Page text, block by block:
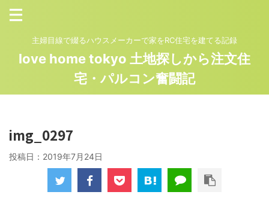
主婦目線で綴るハウスメーカーで家をRC住宅を建てる記録
love home tokyo 土地探しから注文住
宅・パルコン奮闘記
img_0297
投稿日： 2019年7月24日